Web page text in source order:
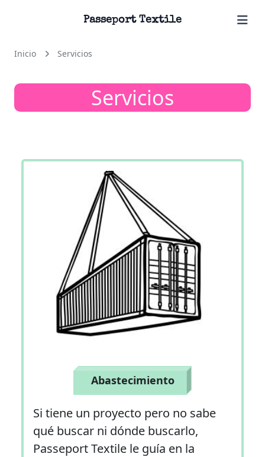
Passeport Textile
Inicio Servicios
Servicios
Abastecimiento
Si tiene un proyecto pero no sabe
qué buscar ni dónde buscarlo,
Passeport Textile le guía en la